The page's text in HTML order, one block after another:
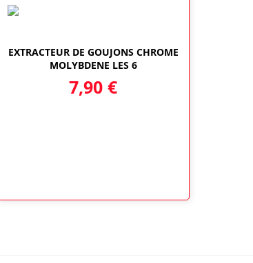
EXTRACTEUR DE GOUJONS CHROME
MOLYBDENE LES 6
7,90 €